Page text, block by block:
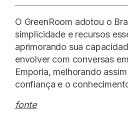
O GreenRoom adotou o
simplicidade e recursos
aprimorando sua
envolver com conversas
Emporia, melhorando
confiança e o
fonte